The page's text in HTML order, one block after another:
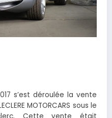
s’est déroulée la vente
MOTORCARS sous le